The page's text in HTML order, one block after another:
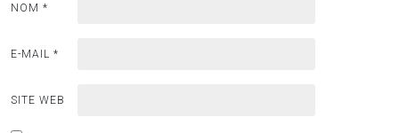
NOM *
E-MAIL *
SITE WEB